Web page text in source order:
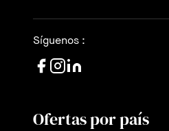
Síguenos :
Ofertas por país